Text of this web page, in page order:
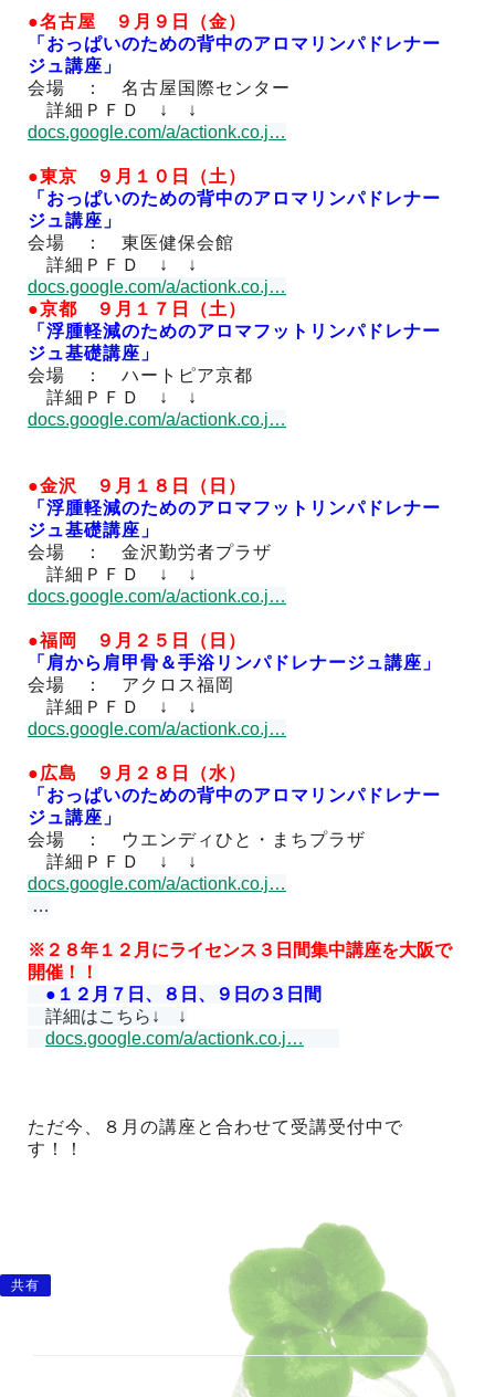
●名古屋 ９月９日（金）
「おっぱいのための背中のアロマリンパドレナー
ジュ講座」
会場 ： 名古屋国際センター
詳細ＰＦＤ ↓ ↓
docs.google.com/a/actionk.co.j…
●東京 ９月１０日（土）
「おっぱいのための背中のアロマリンパドレナー
ジュ講座」
会場 ： 東医健保会館
詳細ＰＦＤ ↓ ↓
docs.google.com/a/actionk.co.j…
●京都 ９月１７日（土）
「浮腫軽減のためのアロマフットリンパドレナー
ジュ基礎講座」
会場 ： ハートピア京都
詳細ＰＦＤ ↓ ↓
docs.google.com/a/actionk.co.j…
●金沢 ９月１８日（日）
「浮腫軽減のためのアロマフットリンパドレナー
ジュ基礎講座」
会場 ： 金沢勤労者プラザ
詳細ＰＦＤ ↓ ↓
docs.google.com/a/actionk.co.j…
●福岡 ９月２５日（日）
「肩から肩甲骨＆手浴リンパドレナージュ講座」
会場 ： アクロス福岡
詳細ＰＦＤ ↓ ↓
docs.google.com/a/actionk.co.j…
●広島 ９月２８日（水）
「おっぱいのための背中のアロマリンパドレナー
ジュ講座」
会場 ： ウエンディひと・まちプラザ
詳細ＰＦＤ ↓ ↓
docs.google.com/a/actionk.co.j…
…
※２８年１２月にライセンス３日間集中講座を大阪で
開催！！
●１２月７日、８日、９日の３日間
詳細はこちら↓　↓
docs.google.com/a/actionk.co.j…
ただ今、８月の講座と合わせて受講受付中で
す！！
共有